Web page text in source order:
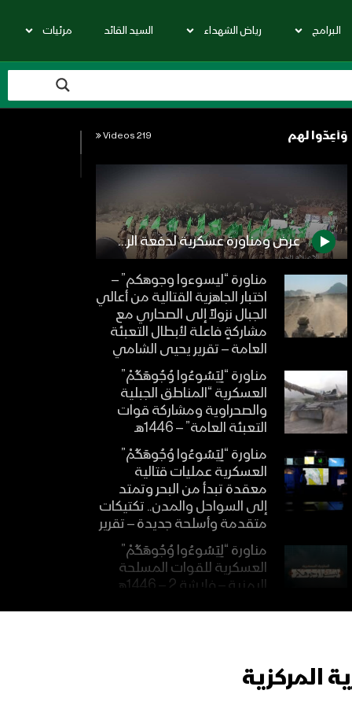
البرامج رياض الشهداء السيد القائد مرئيات
وَأَعِدُّوا لهم 219 Videos
عرض ومناورة عسكرية لدفعة الرسول الأعظم في المنطقة العسكرية المركزية
مناورة “ليسوءوا وجوهكم” –
اختبار الجاهزية القتالية من أعالي
الجبال نزولاً إلى الصحاري مع
مشاركةٍ فاعلة لأبطال التعبئة
العامة – تقرير يحيى الشامي
مناورة “لِيَسُوءُوا وُجُوهَكُمْ”
العسكرية “المناطق الجبلية
والصحراوية ومشاركة قوات
التعبئة العامة” – 1446هـ
مناورة “لِيَسُوءُوا وُجُوهَكُمْ”
العسكرية عمليات قتالية
معقدة تبدأ من البحر وتمتد
إلى السواحل والمدن.. تكتيكات
متقدمة وأسلحة جديدة – تقرير
مناورة “لِيَسُوءُوا وُجُوهَكُمْ”
العسكرية للقوات المسلحة
اليمنية – فلاشة 2 – 1446هـ
المركزية